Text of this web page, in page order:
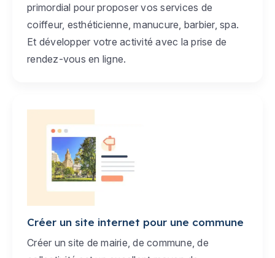
primordial pour proposer vos services de
coiffeur, esthéticienne, manucure, barbier, spa.
Et développer votre activité avec la prise de
rendez-vous en ligne.
Créer un site internet pour une commune
Créer un site de mairie, de commune, de